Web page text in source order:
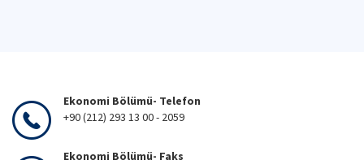
Ekonomi Bölümü- Telefon
+90 (212) 293 13 00 - 2059
Ekonomi Bölümü- Faks